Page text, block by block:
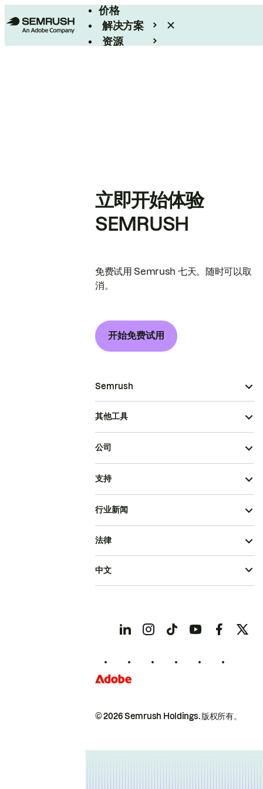
价格
解决方案
资源
立即开始体验
SEMRUSH
免费试用 Semrush 七天。随时可以取
消。
开始免费试用
Semrush
其他工具
公司
支持
行业新闻
© 2026 Semrush Holdings.版权所有。
法律
中文